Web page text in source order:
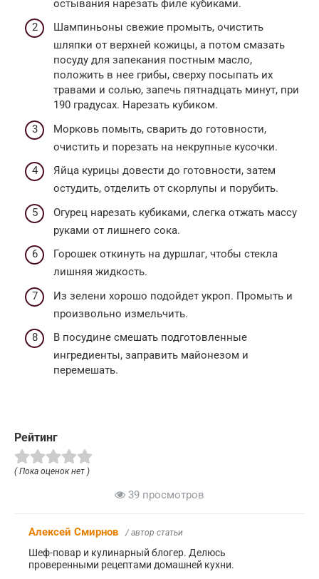
остывания нарезать филе кубиками.
Шампиньоны свежие промыть, очистить
шляпки от верхней кожицы, а потом смазать
посуду для запекания постным масло,
положить в нее грибы, сверху посыпать их
травами и солью, запечь пятнадцать минут, при
190 градусах. Нарезать кубиком.
Морковь помыть, сварить до готовности,
очистить и порезать на некрупные кусочки.
Яйца курицы довести до готовности, затем
остудить, отделить от скорлупы и порубить.
Огурец нарезать кубиками, слегка отжать массу
руками от лишнего сока.
Горошек откинуть на дуршлаг, чтобы стекла
лишняя жидкость.
Из зелени хорошо подойдет укроп. Промыть и
произвольно измельчить.
В посудине смешать подготовленные
ингредиенты, заправить майонезом и
перемешать.
Рейтинг
( Пока оценок нет )
39 просмотров
Алексей Смирнов / автор статьи
Шеф-повар и кулинарный блогер. Делюсь
проверенными рецептами домашней кухни.